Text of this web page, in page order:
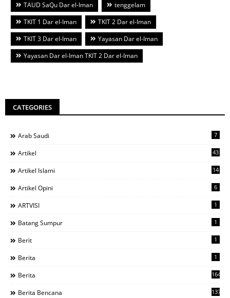
TAUD SaQu Dar el-Iman
tenggelam
TKIT 1 Dar el-Iman
TKIT 2 Dar el-Iman
TKIT 3 Dar el-Iman
Yayasan Dar el-Iman
Yayasan Dar el-Iman TKIT 2 Dar el-Iman
CATEGORIES
Arab Saudi 7
Artikel 43
Artikel Islami 14
Artikel Opini 6
ARTVISI 1
Batang Sumpur 1
Berit 1
Berita 1
Berita 1644
Berita Bencana 137